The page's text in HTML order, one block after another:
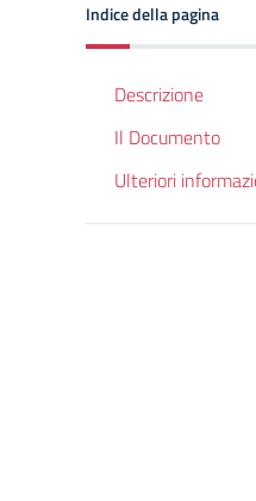
Indice della pagina
Descrizione
Il Documento
Ulteriori